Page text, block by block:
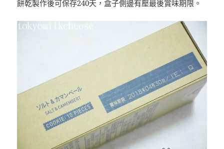
餅乾製作後可保存240天，盒子側邊有壓最後賞味期限。